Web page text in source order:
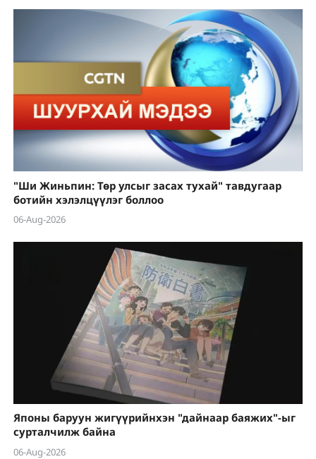
"Ши Жиньпин: Төр улсыг засах тухай" тавдугаар
ботийн хэлэлцүүлэг боллоо
06-Aug-2026
Японы баруун жигүүрийнхэн "дайнаар баяжих"-ыг
сурталчилж байна
06-Aug-2026